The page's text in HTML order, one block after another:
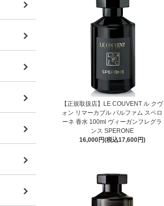
【正規取扱店】LE COUVENT ル クヴ
ォン リマーカブル パルファム スペロ
ーネ 香水 100ml ヴィーガンフレグラ
ンス SPERONE
16,000円(税込17,600円)